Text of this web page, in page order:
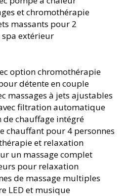
et chromothérapie
massants pour 2
extérieur
option chromothérapie
détente en couple
massages à jets ajustables
filtration automatique
de chauffage intégré
chauffant pour 4 personnes
et relaxation
un massage complet
pour relaxation
de massage multiples
LED et musique